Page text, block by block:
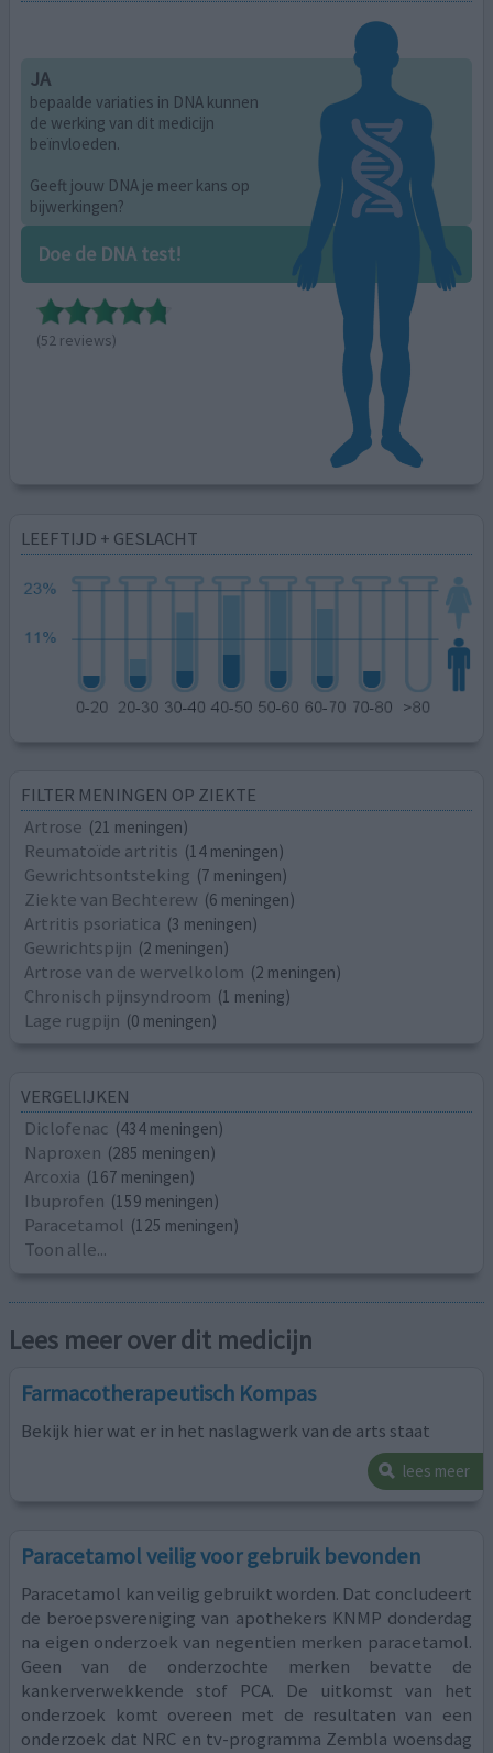
JA
bepaalde variaties in DNA kunnen
de werking van dit medicijn
beïnvloeden.
Geeft jouw DNA je meer kans op
bijwerkingen?
Doe de DNA test!
(52 reviews)
LEEFTIJD + GESLACHT
FILTER MENINGEN OP ZIEKTE
Artrose (21 meningen)
Reumatoïde artritis (14 meningen)
Gewrichtsontsteking (7 meningen)
Ziekte van Bechterew (6 meningen)
Artritis psoriatica (3 meningen)
Gewrichtspijn (2 meningen)
Artrose van de wervelkolom (2 meningen)
Chronisch pijnsyndroom (1 mening)
Lage rugpijn (0 meningen)
VERGELIJKEN
Diclofenac (434 meningen)
Naproxen (285 meningen)
Arcoxia (167 meningen)
Ibuprofen (159 meningen)
Paracetamol (125 meningen)
Toon alle...
Lees meer over dit medicijn
Farmacotherapeutisch Kompas
Bekijk hier wat er in het naslagwerk van de arts staat
lees meer
Paracetamol veilig voor gebruik bevonden
Paracetamol kan veilig gebruikt worden. Dat concludeert
de beroepsvereniging van apothekers KNMP donderdag
na eigen onderzoek van negentien merken paracetamol.
Geen van de onderzochte merken bevatte de
kankerverwekkende stof PCA. De uitkomst van het
onderzoek komt overeen met de resultaten van een
onderzoek dat NRC en tv-programma Zembla woensdag